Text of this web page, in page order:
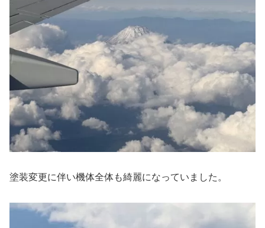
塗装変更に伴い機体全体も綺麗になっていました。